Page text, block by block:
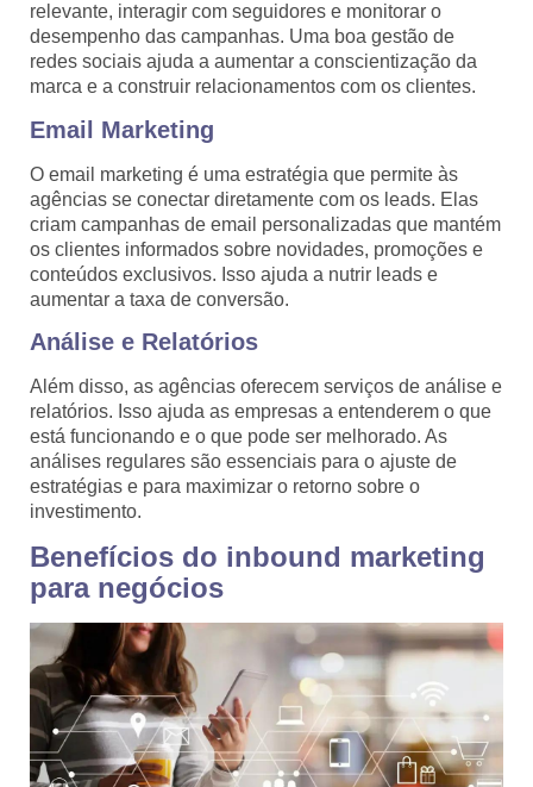
relevante, interagir com seguidores e monitorar o
desempenho das campanhas. Uma boa gestão de
redes sociais ajuda a aumentar a conscientização da
marca e a construir relacionamentos com os clientes.
Email Marketing
O email marketing é uma estratégia que permite às
agências se conectar diretamente com os leads. Elas
criam campanhas de email personalizadas que mantém
os clientes informados sobre novidades, promoções e
conteúdos exclusivos. Isso ajuda a nutrir leads e
aumentar a taxa de conversão.
Análise e Relatórios
Além disso, as agências oferecem serviços de análise e
relatórios. Isso ajuda as empresas a entenderem o que
está funcionando e o que pode ser melhorado. As
análises regulares são essenciais para o ajuste de
estratégias e para maximizar o retorno sobre o
investimento.
Benefícios do inbound marketing
para negócios